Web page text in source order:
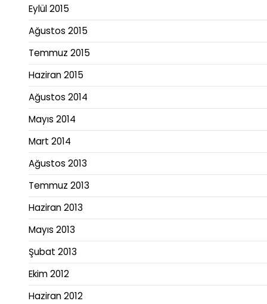
Eylül 2015
Ağustos 2015
Temmuz 2015
Haziran 2015
Ağustos 2014
Mayıs 2014
Mart 2014
Ağustos 2013
Temmuz 2013
Haziran 2013
Mayıs 2013
Şubat 2013
Ekim 2012
Haziran 2012